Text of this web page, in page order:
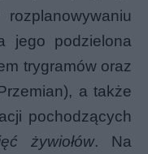
jego podzielona
trygramów oraz
a także
pochodzących
żywiołów. Na